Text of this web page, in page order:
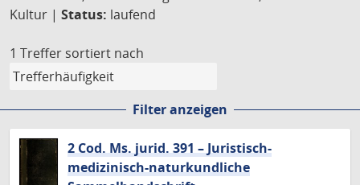
Kultur | Status: laufend
1 Treffer sortiert nach
Filter anzeigen
2 Cod. Ms. jurid. 391 – Juristisch-
medizinisch-naturkundliche